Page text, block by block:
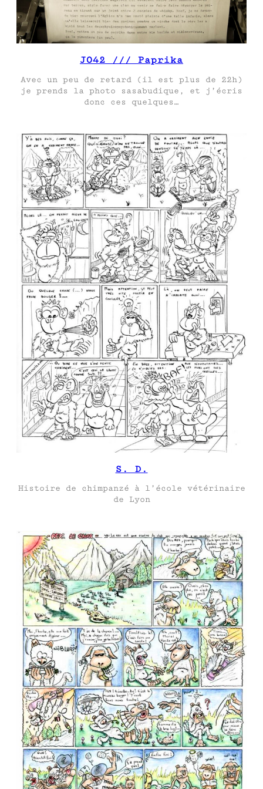
J042 /// Paprika
Avec un peu de retard (il est plus de 22h)
je prends la photo sasabudique, et j’écris
donc ces quelques…
S. D.
Histoire de chimpanzé à l’école vétérinaire
de Lyon